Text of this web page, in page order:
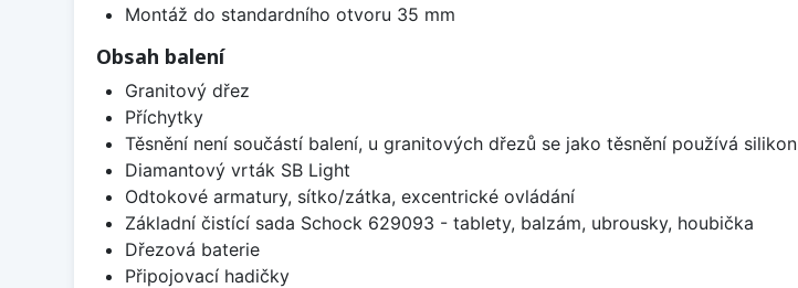
Montáž do standardního otvoru 35 mm
Obsah balení
Granitový dřez
Příchytky
Těsnění není součástí balení, u granitových dřezů se jako těsnění používá silikon
Diamantový vrták SB Light
Odtokové armatury, sítko/zátka, excentrické ovládání
Základní čistící sada Schock 629093 - tablety, balzám, ubrousky, houbička
Dřezová baterie
Připojovací hadičky